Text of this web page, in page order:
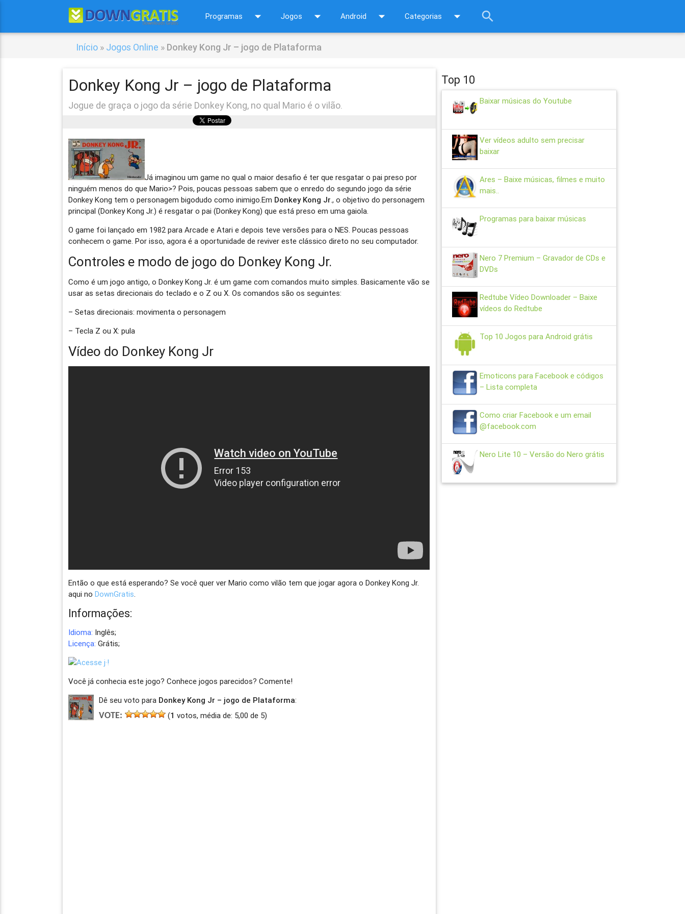
Programas arrow_drop_down Jogos arrow_drop_down Android arrow_drop_down Categorias arrow_drop_down search
Início » Jogos Online » Donkey Kong Jr – jogo de Plataforma
Donkey Kong Jr – jogo de Plataforma
Jogue de graça o jogo da série Donkey Kong, no qual Mario é o vilão.
Já imaginou um game no qual o maior desafio é ter que resgatar o pai preso por
ninguém menos do que Mario>? Pois, poucas pessoas sabem que o enredo do segundo jogo da série
Donkey Kong tem o personagem bigodudo como inimigo.Em Donkey Kong Jr., o objetivo do personagem
principal (Donkey Kong Jr.) é resgatar o pai (Donkey Kong) que está preso em uma gaiola.
O game foi lançado em 1982 para Arcade e Atari e depois teve versões para o NES. Poucas pessoas
conhecem o game. Por isso, agora é a oportunidade de reviver este clássico direto no seu computador.
Controles e modo de jogo do Donkey Kong Jr.
Como é um jogo antigo, o Donkey Kong Jr. é um game com comandos muito simples. Basicamente vão se
usar as setas direcionais do teclado e o Z ou X. Os comandos são os seguintes:
– Setas direcionais: movimenta o personagem
– Tecla Z ou X: pula
Vídeo do Donkey Kong Jr
Então o que está esperando? Se você quer ver Mario como vilão tem que jogar agora o Donkey Kong Jr.
aqui noDownGratis.
Informações:
Idioma: Inglês;
Licença: Grátis;
Você já conhecia este jogo? Conhece jogos parecidos? Comente!
Dê seu voto para Donkey Kong Jr – jogo de Plataforma:
VOTE:
(1 votos, média de: 5,00 de 5)
Top 10
Baixar músicas do Youtube
Ver vídeos adulto sem precisar
baixar
Ares – Baixe músicas, filmes e muito
mais..
Programas para baixar músicas
Nero 7 Premium – Gravador de CDs e
DVDs
Redtube Vídeo Downloader – Baixe
vídeos do Redtube
Top 10 Jogos para Android grátis
Emoticons para Facebook e códigos
– Lista completa
Como criar Facebook e um email
@facebook.com
Nero Lite 10 – Versão do Nero grátis